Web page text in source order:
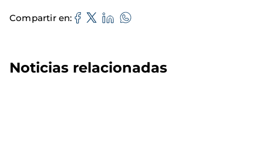
Compartir en
Noticias relacionadas